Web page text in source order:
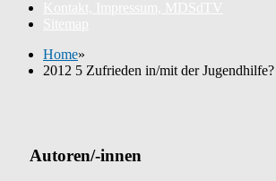
Home»
2012 5 Zufrieden in/mit der Jugendhilfe?
Autoren/-innen